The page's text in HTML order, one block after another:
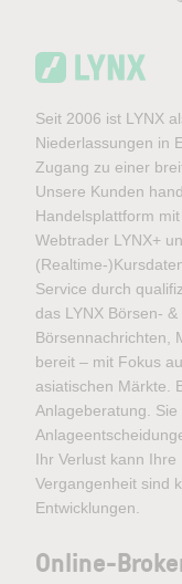
Seit 2006 ist LYNX
Niederlassungen in
Zugang zu einer
Unsere Kunden
Handelsplattform
Webtrader LYNX+
(Realtime-
Service durch
das LYNX Börsen-
Börsennachrichten,
bereit – mit Fokus
asiatischen Märkte.
Anlageberatung.
Ihr Verlust kann
Vergangenheit sind
Entwicklungen.
Online-